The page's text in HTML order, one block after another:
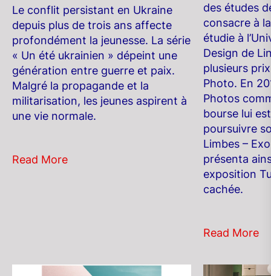
Le conflit persistant en Ukraine
depuis plus de trois ans affecte
profondément la jeunesse. La série
« Un été ukrainien » dépeint une
génération entre guerre et paix.
Malgré la propagande et la
militarisation, les jeunes aspirent à
une vie normale.
Read More
des études
consacre à
étudie à
Design de
plusieurs
Photo. En
Photos
bourse lui
poursuivre
Limbes –
présenta
exposition
cachée.
Read More